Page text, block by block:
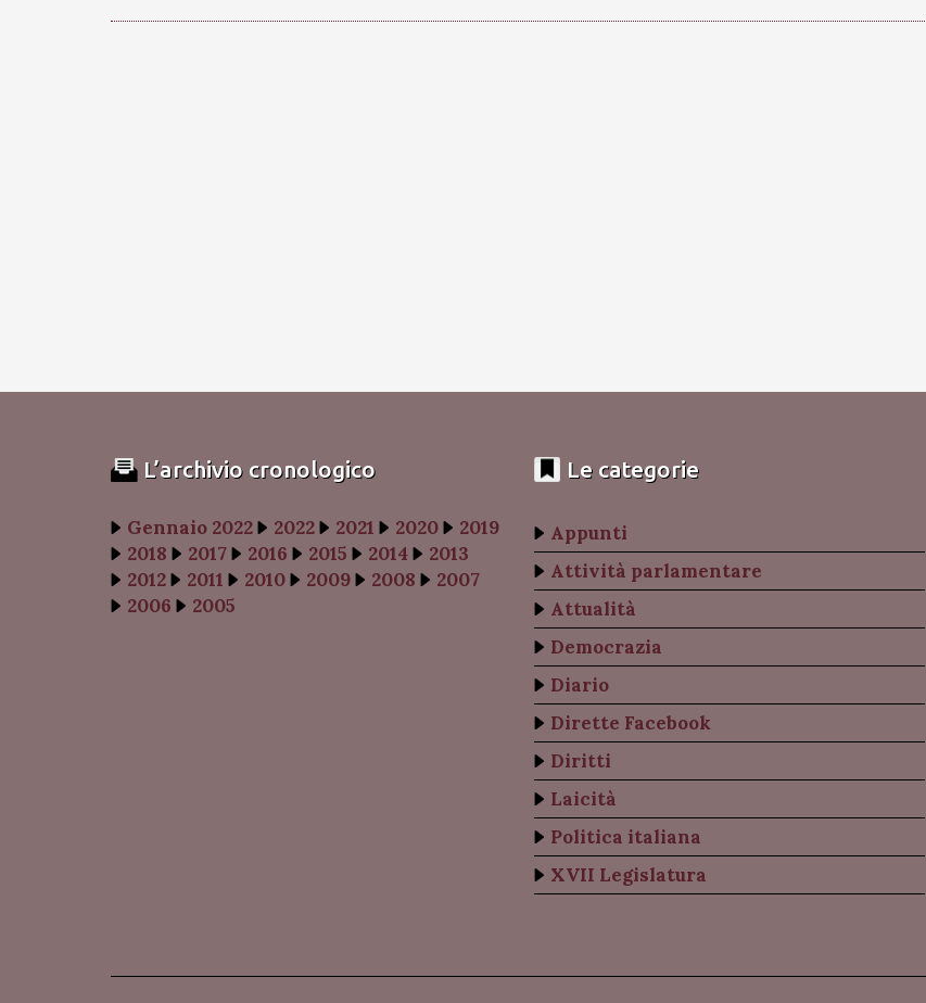
L’archivio cronologico
Gennaio 2022 2022 2021 2020
2019
2018
2017 2016 2015 2014
2013
2012
2011 2010 2009 2008
2007
2006
2005
Le categorie
Appunti
Attività parlamentare
Attualità
Democrazia
Diario
Dirette Facebook
Diritti
Laicità
Politica italiana
XVII Legislatura